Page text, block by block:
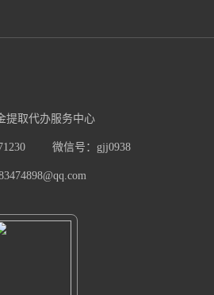
提取代办服务中心
微信号：gjj0938